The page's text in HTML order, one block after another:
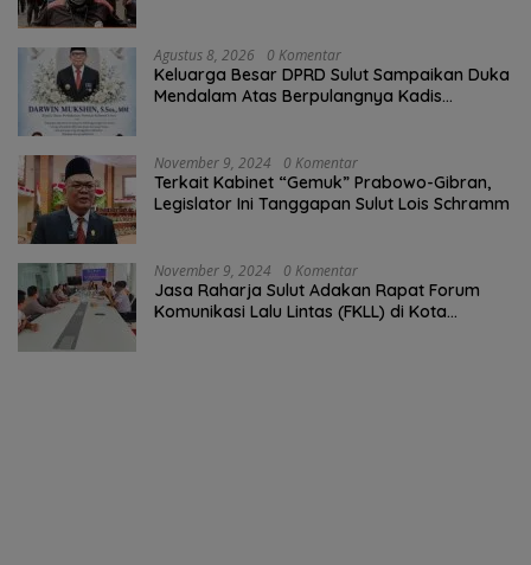
Agustus 8, 2026 0 Komentar
Keluarga Besar DPRD Sulut Sampaikan Duka
Mendalam Atas Berpulangnya Kadis
November 9, 2024 0 Komentar
Terkait Kabinet “Gemuk” Prabowo-Gibran,
Legislator Ini Tanggapan Sulut Lois Schramm
November 9, 2024 0 Komentar
Jasa Raharja Sulut Adakan Rapat Forum
Komunikasi Lalu Lintas (FKLL) di Kota